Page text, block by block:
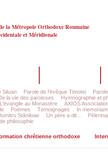
la Métropole Orthodoxe Roumaine
et Méridionale
Siluan Parole de l'évêque Timotei
la vie des paroisses Hymnographie et
L'évangile au Monastère AXIOS
Poèmes Témoignages In memoriam
Stăniloae Un père a dit...
philosophie
chrétienne orthodoxe